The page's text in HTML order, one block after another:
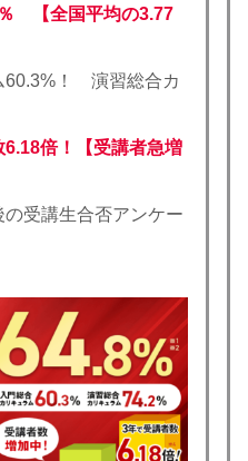
【全国平均の3.77
60.3%！ 演習総合カ
6.18倍！【受講者急増
受講生合否アンケー